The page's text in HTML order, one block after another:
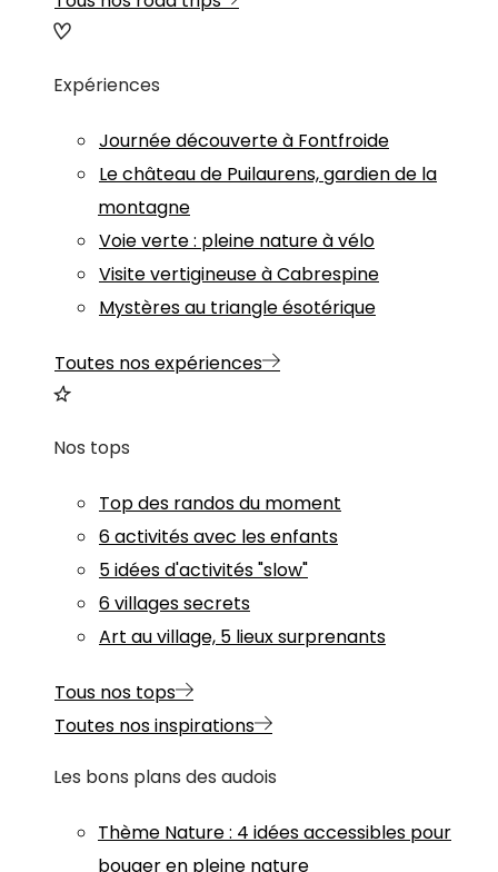
Expériences
Journée découverte à Fontfroide
Le château de Puilaurens, gardien de la
montagne
Voie verte : pleine nature à vélo
Visite vertigineuse à Cabrespine
Mystères au triangle ésotérique
Toutes nos expériences
Nos tops
Top des randos du moment
6 activités avec les enfants
5 idées d'activités "slow"
6 villages secrets
Art au village, 5 lieux surprenants
Tous nos tops
Toutes nos inspirations
Les bons plans des audois
Thème Nature: 4 idées accessibles pour
bouger en pleine nature